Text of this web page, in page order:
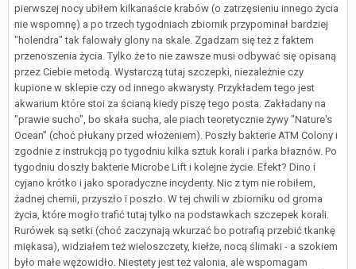
pierwszej nocy ubiłem kilkanaście krabów (o zatrzęsieniu innego życia
nie wspomnę) a po trzech tygodniach zbiornik przypominał bardziej
"holendra" tak falowały glony na skale. Zgadzam się też z faktem
przenoszenia życia. Tylko że to nie zawsze musi odbywać się opisaną
przez Ciebie metodą. Wystarczą tutaj szczepki, niezależnie czy
kupione w sklepie czy od innego akwarysty. Przykładem tego jest
akwarium które stoi za ścianą kiedy piszę tego posta. Zakładany na
"prawie sucho", bo skała sucha, ale piach teoretycznie żywy "Nature's
Ocean" (choć płukany przed włożeniem). Poszły bakterie ATM Colony i
zgodnie z instrukcją po tygodniu kilka sztuk korali i parka błaznów. Po
tygodniu doszły bakterie Microbe Lift i kolejne życie. Efekt? Dino i
cyjano krótko i jako sporadyczne incydenty. Nic z tym nie robiłem,
żadnej chemii, przyszło i poszło. W tej chwili w zbiorniku od groma
życia, które mogło trafić tutaj tylko na podstawkach szczepek korali.
Rurówek są setki (choć zaczynają wkurzać bo potrafią przebić tkankę
miękasa), widziałem też wieloszczety, kiełże, nocą ślimaki - a szokiem
było małe wężowidło. Niestety jest też valonia, ale wspomagam